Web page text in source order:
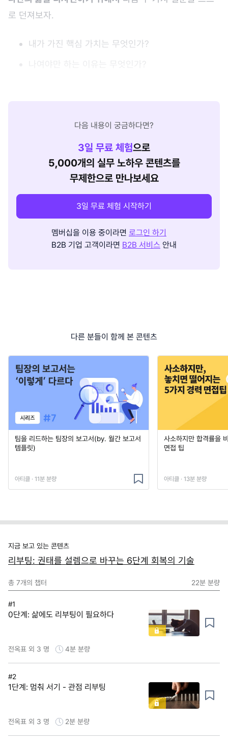
로 던져보자.
내가 가진 핵심 가치는 무엇인가?
다음 내용이 궁금하다면?
3일 무료 체험으로
5,000개의 실무 노하우 콘텐츠를
무제한으로 만나보세요
3일 무료 체험 시작하기
멤버십을 이용 중이라면 로그인 하기
B2B 기업 고객이라면 B2B 서비스 안내
다른 분들이 함께 본 콘텐츠
팀을 리드하는 팀장의 보고서(by. 월간 보고서
템플릿)
아티클 · 11분 분량
사소하지만 합격률을
면접 팁
아티클 · 13분 분량
지금 보고 있는 콘텐츠
리부팅: 권태를 설렘으로 바꾸는 6단계 회복의 기술
총 7개의 챕터 22분 분량
#1
0단계: 삶에도 리부팅이 필요하다
전옥표 외 3 명 4분 분량
#2
1단계: 멈춰 서기 - 관점 리부팅
전옥표 외 3 명 2분 분량